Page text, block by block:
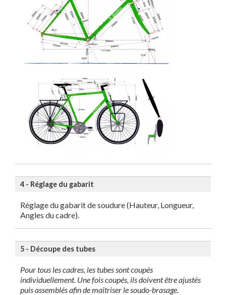
4 - Réglage du gabarit
Réglage du gabarit de soudure (Hauteur, Longueur,
Angles du cadre).
5 - Découpe des tubes
Pour tous les cadres, les tubes sont coupés
individuellement. Une fois coupés, ils doivent être ajustés
puis assemblés afin de maîtriser le soudo-brasage.